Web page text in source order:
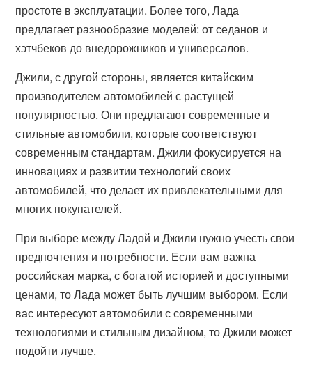
простоте в эксплуатации. Более того, Лада
предлагает разнообразие моделей: от седанов и
хэтчбеков до внедорожников и универсалов.
Джили, с другой стороны, является китайским
производителем автомобилей с растущей
популярностью. Они предлагают современные и
стильные автомобили, которые соответствуют
современным стандартам. Джили фокусируется на
инновациях и развитии технологий своих
автомобилей, что делает их привлекательными для
многих покупателей.
При выборе между Ладой и Джили нужно учесть свои
предпочтения и потребности. Если вам важна
российская марка, с богатой историей и доступными
ценами, то Лада может быть лучшим выбором. Если
вас интересуют автомобили с современными
технологиями и стильным дизайном, то Джили может
подойти лучше.